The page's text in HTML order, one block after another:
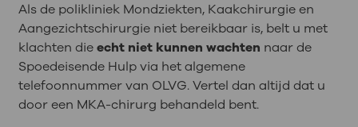
Als de polikliniek Mondziekten, Kaakchirurgie en
Aangezichtschirurgie niet bereikbaar is, belt u met
klachten dieecht niet kunnen wachten naar de
Spoedeisende Hulp via het algemene
telefoonnummer van OLVG. Vertel dan altijd dat u
door een MKA-chirurg behandeld bent.